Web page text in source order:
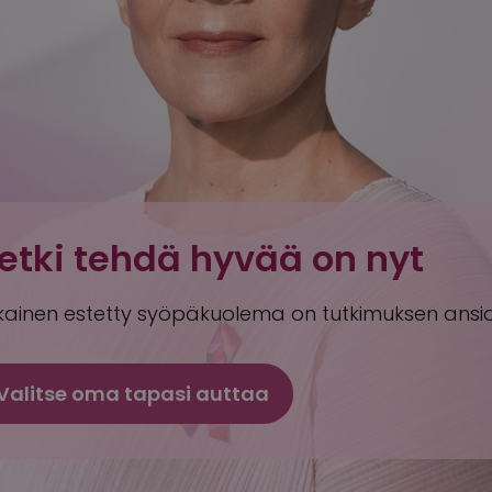
tehdä hyvää on nyt
estetty syöpäkuolema on tutkimuksen
oma tapasi auttaa